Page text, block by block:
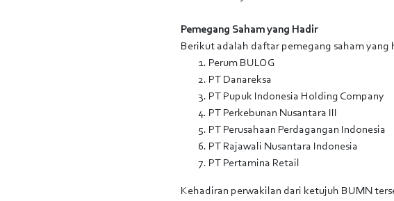
Pemegang Saham yang Hadir
Berikut adalah daftar pemegang saham yang
Perum BULOG
PT Danareksa
PT Pupuk Indonesia Holding Company
PT Perkebunan Nusantara III
PT Perusahaan Perdagangan Indonesia
PT Rajawali Nusantara Indonesia
PT Pertamina Retail
Kehadiran perwakilan dari ketujuh BUMN